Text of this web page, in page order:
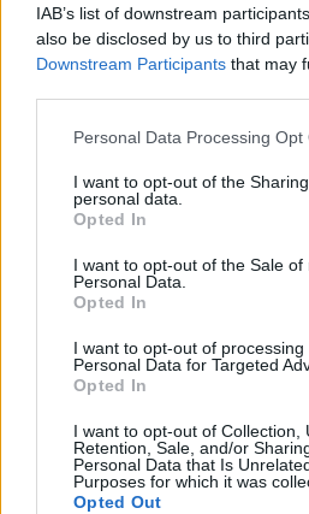
IAB’s list of downstream
also be disclosed by us to third
Downstream Participants that may
Please note that this website/app
not limited to your visit or usage
grant or deny consent to Google
use your data for below specified
consent section.
Personal Data Processing Opt
I want to opt-out of the
personal data.
Opted In
I want to opt-out of the Sale of
Personal Data.
Opted In
I want to opt-out of processing
Personal Data for Targeted
Opted In
I want to opt-out of Collection,
Retention, Sale, and/or
Personal Data that Is
Purposes for which it was
Opted Out
- szeptember 1.(Egyed): Az
vetésének kezdőnapja. A
kezdve tilos szekérrel,
Egyes helyeken a gazda úgy
gonosztól, hogy virradat előtt
a birtokát, és a terület négy
gallyakat.
Időjósló nap is: "Amilyen az
egész hónap." Ha esik, esős
számíthatunk, ha nem,
Ha tetszett a bejegyzés, oszd
csatlakozz aKapanyél
Címkék:időjárás dió szeptember